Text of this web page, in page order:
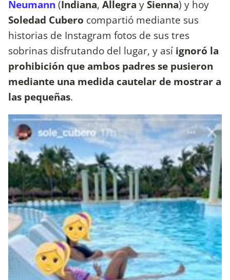
Neumann (Indiana, Allegra ySienna) y hoy
Soledad Cubero compartió mediante sus
historias de Instagram fotos de sus tres
sobrinas disfrutando del lugar, y así ignoró la
prohibición que ambos padres se pusieron
mediante una medida cautelar de mostrar a
las pequeñas.